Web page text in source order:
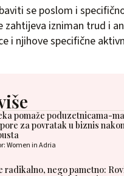
se poslom i
zahtijeva izniman trud i
i njihove specifične
pomaže poduzetnicama-
za povratak u biznis
Women in Adria
radikalno, nego pametno: